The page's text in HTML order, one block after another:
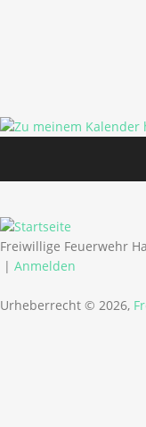
Freiwillige Feuerwehr
| Anmelden
Urheberrecht © 2026,